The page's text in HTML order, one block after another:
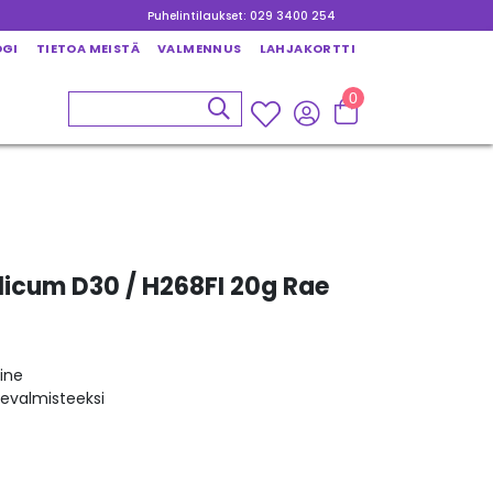
Puhelintilaukset: 029 3400 254
TIETOA MEISTÄ VALMENNUS LAHJAKORTTI
0
D30 / H268FI 20g Rae